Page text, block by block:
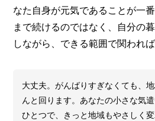
なた自身が元気であることが一
まで続けるのではなく、自分の
しながら、できる範囲で関われ
大丈夫。がんばりすぎなくても、
んと回ります。あなたの小さな気
ひとつで、きっと地域もやさしく